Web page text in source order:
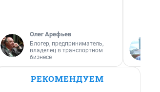
Олег Арефьев
Блогер, предприниматель,
владелец в транспортном
бизнесе
РЕКОМЕНДУЕМ